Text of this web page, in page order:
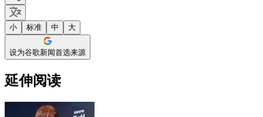
小 标准 中 大
设为谷歌新闻首选来源
延伸阅读